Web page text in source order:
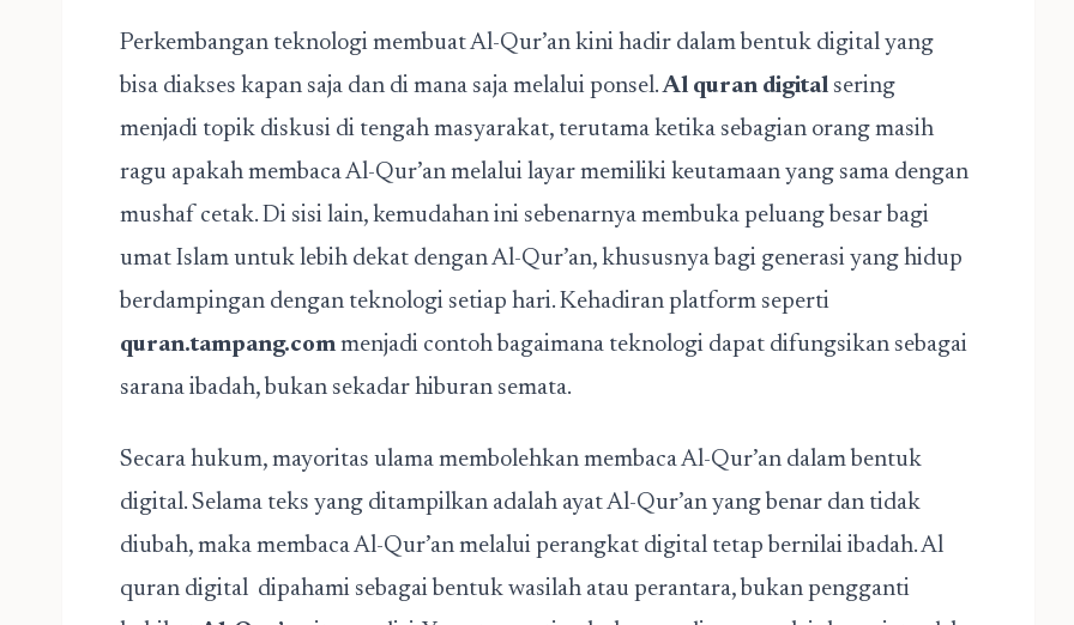
Perkembangan teknologi membuat Al-Qur’an kini hadir dalam bentuk digital yang
bisa diakses kapan saja dan di mana saja melalui ponsel.Al quran digital sering
menjadi topik diskusi di tengah masyarakat, terutama ketika sebagian orang masih
ragu apakah membaca Al-Qur’an melalui layar memiliki keutamaan yang sama dengan
mushaf cetak. Di sisi lain, kemudahan ini sebenarnya membuka peluang besar bagi
umat Islam untuk lebih dekat dengan Al-Qur’an, khususnya bagi generasi yang hidup
berdampingan dengan teknologi setiap hari. Kehadiran platform seperti
quran.tampang.com menjadi contoh bagaimana teknologi dapat difungsikan sebagai
sarana ibadah, bukan sekadar hiburan semata.
Secara hukum, mayoritas ulama membolehkan membaca Al-Qur’an dalam bentuk
digital. Selama teks yang ditampilkan adalah ayat Al-Qur’an yang benar dan tidak
diubah, maka membaca Al-Qur’an melalui perangkat digital tetap bernilai ibadah. Al
quran digital dipahami sebagai bentuk wasilah atau perantara, bukan pengganti